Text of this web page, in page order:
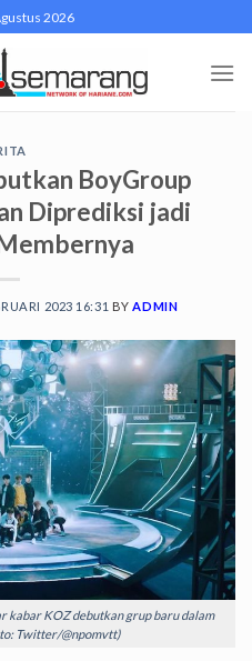
2026
BoyGroup
Diprediksi jadi
2023 16:31 BY ADMIN
kabar KOZ debutkan grup baru dalam
Twitter/@npomvtt)